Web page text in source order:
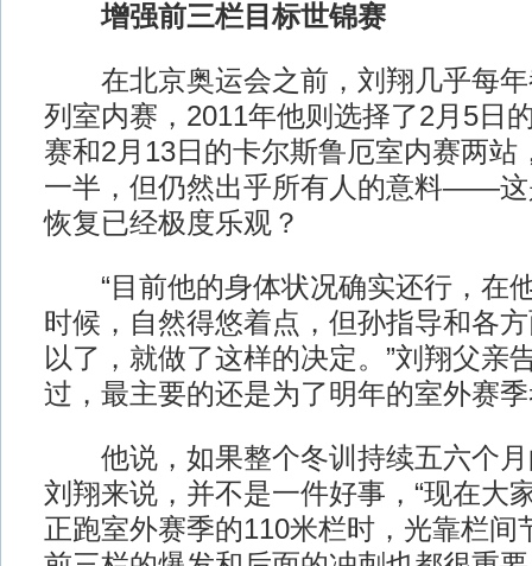
增强前三栏目标世锦赛
在北京奥运会之前，刘翔几乎每年
列室内赛，2011年他则选择了2月5日
赛和2月13日的卡尔斯鲁厄室内赛两站
一半，但仍然出乎所有人的意料——这
恢复已经极度乐观？
“目前他的身体状况确实还行，在
时候，自然得悠着点，但孙指导和各
以了，就做了这样的决定。”刘翔父亲
过，最主要的还是为了明年的室外赛季
他说，如果整个冬训持续五六个月
刘翔来说，并不是一件好事，“现在大
正跑室外赛季的110米栏时，光靠栏间